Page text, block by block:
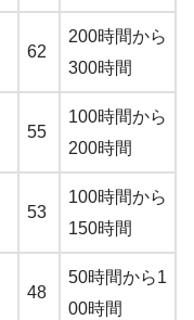
62
200時間から
300時間
55
100時間から
200時間
53
100時間から
150時間
48
50時間から1
00時間